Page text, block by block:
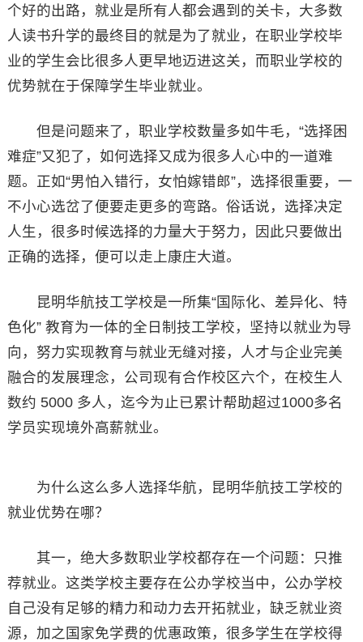
个好的出路，就业是所有人都会遇到的关卡，大多数
人读书升学的最终目的就是为了就业，在职业学校毕
业的学生会比很多人更早地迈进这关，而职业学校的
优势就在于保障学生毕业就业。
但是问题来了，职业学校数量多如牛毛，“选择困
难症”又犯了，如何选择又成为很多人心中的一道难
题。正如“男怕入错行，女怕嫁错郎”，选择很重要，一
不小心选岔了便要走更多的弯路。俗话说，选择决定
人生，很多时候选择的力量大于努力，因此只要做出
正确的选择，便可以走上康庄大道。
昆明华航技工学校是一所集“国际化、差异化、特
色化” 教育为一体的全日制技工学校，坚持以就业为导
向，努力实现教育与就业无缝对接，人才与企业完美
融合的发展理念，公司现有合作校区六个，在校生人
数约 5000 多人，迄今为止已累计帮助超过1000多名
学员实现境外高薪就业。
为什么这么多人选择华航，昆明华航技工学校的
就业优势在哪？
其一，绝大多数职业学校都存在一个问题：只推
荐就业。这类学校主要存在公办学校当中，公办学校
自己没有足够的精力和动力去开拓就业，缺乏就业资
源，加之国家免学费的优惠政策，很多学生在学校得